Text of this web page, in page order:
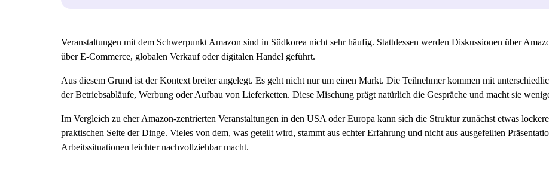
Veranstaltungen mit dem Schwerpunkt Amazon sind in Südkorea nicht sehr häufig. Stattdessen werden Diskussionen über
über E-Commerce, globalen Verkauf oder digitalen Handel geführt.
Aus diesem Grund ist der Kontext breiter angelegt. Es geht nicht nur um einen Markt. Die Teilnehmer kommen mit
der Betriebsabläufe, Werbung oder Aufbau von Lieferketten. Diese Mischung prägt natürlich die Gespräche und macht sie
Im Vergleich zu eher Amazon-zentrierten Veranstaltungen in den USA oder Europa kann sich die Struktur zunächst etwas
praktischen Seite der Dinge. Vieles von dem, was geteilt wird, stammt aus echter Erfahrung und nicht aus ausgefeilten
Arbeitssituationen leichter nachvollziehbar macht.